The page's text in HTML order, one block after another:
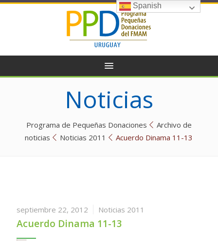
Noticias
Programa de Pequeñas Donaciones
Archivo de
noticias
Noticias 2011 Acuerdo Dinama 11-13
septiembre 22, 2012 Noticias 2011
Acuerdo Dinama 11-13
Spanish